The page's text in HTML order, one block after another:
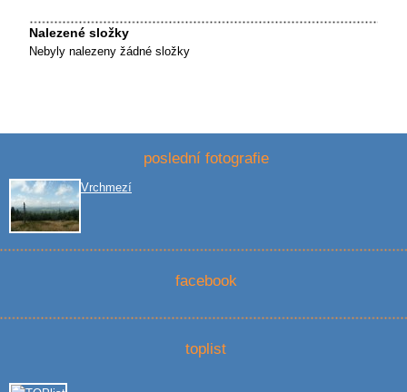
Nalezené složky
Nebyly nalezeny žádné složky
poslední fotografie
Vrchmezí
facebook
toplist